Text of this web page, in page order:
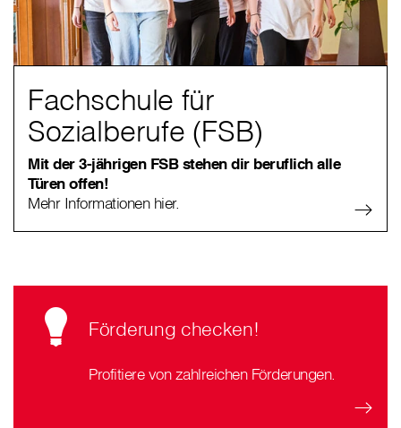
Fachschule für
Sozialberufe (FSB)
Mit der 3-jährigen FSB stehen dir beruflich alle
Türen offen!
Mehr Informationen hier.
Förderung checken!
Profitiere von zahlreichen Förderungen.